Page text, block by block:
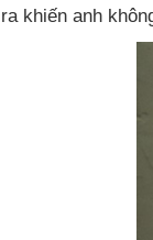
ra khiến anh